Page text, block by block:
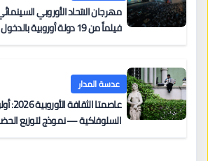
فيلماً من 19 دولة أوروبية بالدخول المجاني
عدسة المدار
السلوفاكية — نموذج لتوزيع